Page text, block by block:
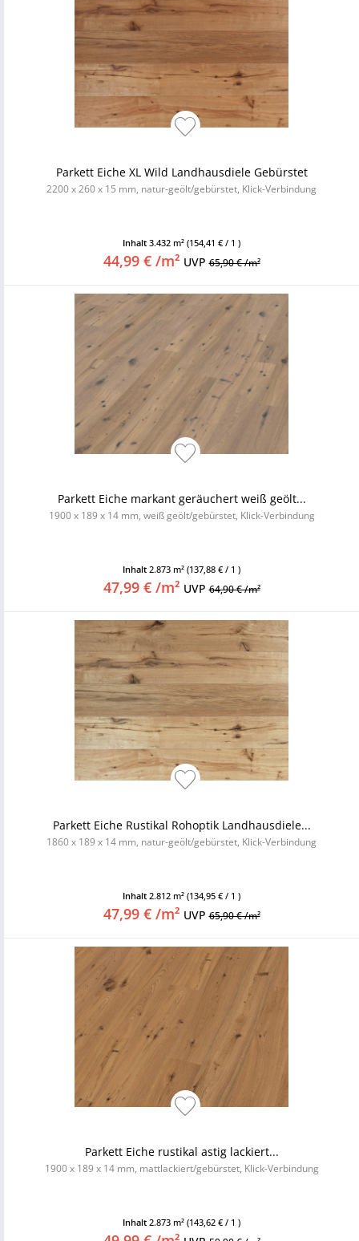
Parkett Eiche XL Wild Landhausdiele Gebürstet
2200 x 260 x 15 mm, natur-geölt/gebürstet, Klick-Verbindung
Inhalt 3.432 m² (154,41 € / 1 )
44,99 € /m² UVP65,90 € /m²
Parkett Eiche markant geräuchert weiß geölt...
1900 x 189 x 14 mm, weiß geölt/gebürstet, Klick-Verbindung
Inhalt 2.873 m² (137,88 € / 1 )
47,99 € /m² UVP64,90 € /m²
Parkett Eiche Rustikal Rohoptik Landhausdiele...
1860 x 189 x 14 mm, natur-geölt/gebürstet, Klick-Verbindung
Inhalt 2.812 m² (134,95 € / 1 )
47,99 € /m² UVP65,90 € /m²
Parkett Eiche rustikal astig lackiert...
1900 x 189 x 14 mm, mattlackiert/gebürstet, Klick-Verbindung
Inhalt 2.873 m² (143,62 € / 1 )